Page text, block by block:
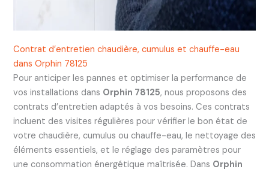
Contrat d’entretien chaudière, cumulus et chauffe-eau
dans Orphin 78125
Pour anticiper les pannes et optimiser la performance de
vos installations dans Orphin 78125, nous proposons des
contrats d’entretien adaptés à vos besoins. Ces contrats
incluent des visites régulières pour vérifier le bon état de
votre chaudière, cumulus ou chauffe-eau, le nettoyage des
éléments essentiels, et le réglage des paramètres pour
une consommation énergétique maîtrisée. Dans Orphin